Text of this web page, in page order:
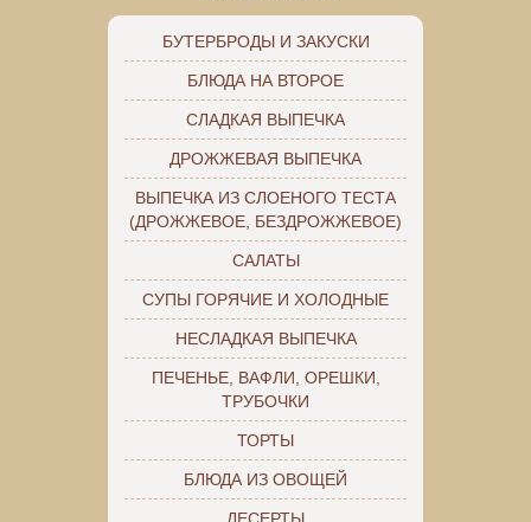
БУТЕРБРОДЫ И ЗАКУСКИ
БЛЮДА НА ВТОРОЕ
СЛАДКАЯ ВЫПЕЧКА
ДРОЖЖЕВАЯ ВЫПЕЧКА
ВЫПЕЧКА ИЗ СЛОЕНОГО ТЕСТА
(ДРОЖЖЕВОЕ, БЕЗДРОЖЖЕВОЕ)
САЛАТЫ
СУПЫ ГОРЯЧИЕ И ХОЛОДНЫЕ
НЕСЛАДКАЯ ВЫПЕЧКА
ПЕЧЕНЬЕ, ВАФЛИ, ОРЕШКИ,
ТРУБОЧКИ
ТОРТЫ
БЛЮДА ИЗ ОВОЩЕЙ
ДЕСЕРТЫ